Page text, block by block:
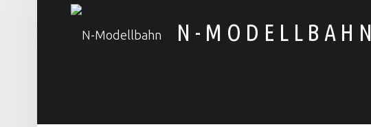
N-MODELLBAHN